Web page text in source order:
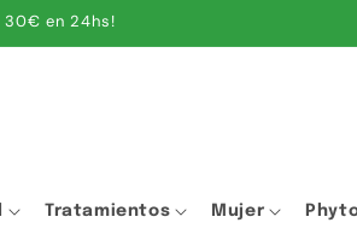
30€ en 24hs!
Tratamientos Mujer